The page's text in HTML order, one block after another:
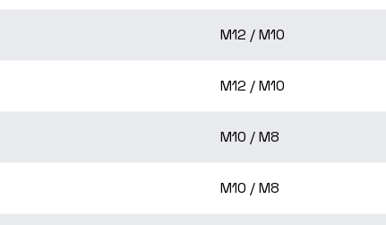
M12 / M10
M12 / M10
M10 / M8
M10 / M8